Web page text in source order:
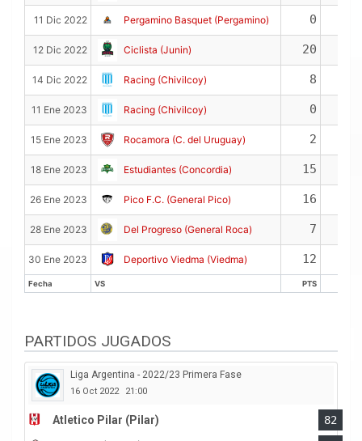
Fecha VS PTS
11 Dic 2022 Pergamino Basquet (Pergamino) 0
12 Dic 2022 Ciclista (Junin) 20
14 Dic 2022 Racing (Chivilcoy) 8
11 Ene 2023 Racing (Chivilcoy) 0
15 Ene 2023 Rocamora (C. del Uruguay) 2
18 Ene 2023 Estudiantes (Concordia) 15
26 Ene 2023 Pico F.C. (General Pico) 16
28 Ene 2023 Del Progreso (General Roca) 7
30 Ene 2023 Deportivo Viedma (Viedma) 12
Fecha VS PTS
PARTIDOS JUGADOS
Liga Argentina - 2022/23 Primera Fase
16 Oct 2022 21:00
Atletico Pilar (Pilar)
82